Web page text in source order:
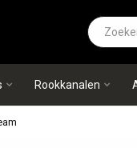
Rookkanalen